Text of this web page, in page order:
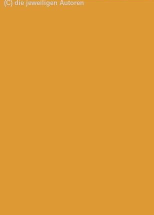
(C) die jeweiligen Autoren